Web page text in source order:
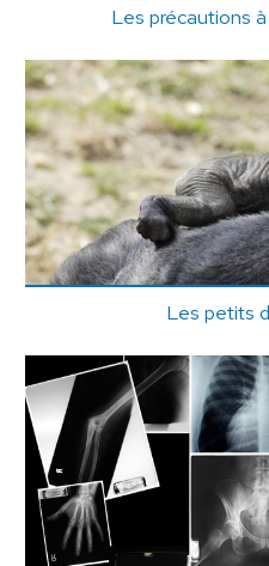
Les précautions
Les petits